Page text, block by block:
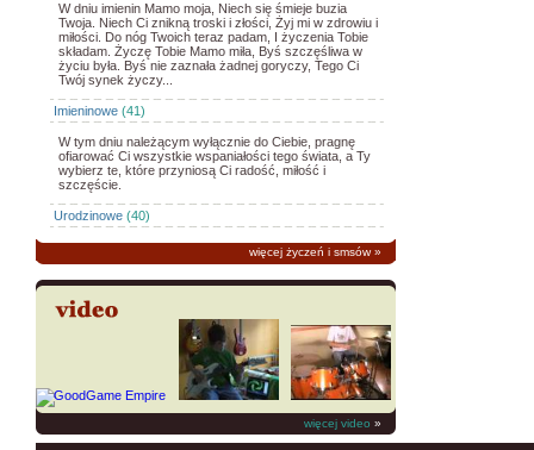
W dniu imienin Mamo moja, Niech się śmieje buzia
Twoja. Niech Ci znikną troski i złości, Żyj mi w zdrowiu i
miłości. Do nóg Twoich teraz padam, I życzenia Tobie
składam. Życzę Tobie Mamo miła, Byś szczęśliwa w
życiu była. Byś nie zaznała żadnej goryczy, Tego Ci
Twój synek życzy...
Imieninowe (41)
W tym dniu należącym wyłącznie do Ciebie, pragnę
ofiarować Ci wszystkie wspaniałości tego świata, a Ty
wybierz te, które przyniosą Ci radość, miłość i
szczęście.
Urodzinowe (40)
więcej życzeń i smsów»
więcej video »